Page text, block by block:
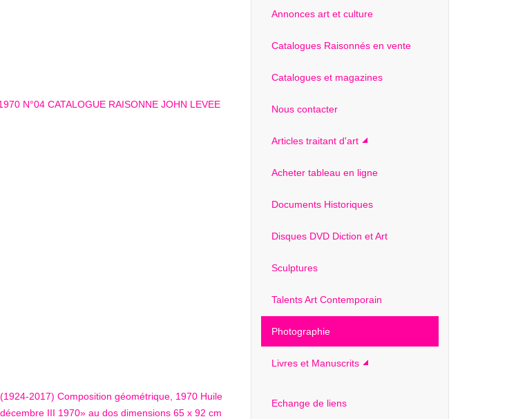
Annonces art et culture
Catalogues Raisonnés en vente
Catalogues et magazines
Nous contacter
Articles traitant d'art
Acheter tableau en ligne
Documents Historiques
Disques DVD Diction et Art
Sculptures
Talents Art Contemporain
Photographie
Livres et Manuscrits
Echange de liens